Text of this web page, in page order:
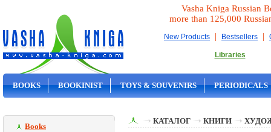
Vasha Kniga Russian
more than 125,000
New Products | Bestsellers |
Libraries
BOOKS BOOKINIST TOYS & SOUVENIRS PERIODICALS
Books
КАТАЛОГ КНИГИ